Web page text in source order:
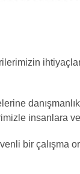
insanlara
bir çalışma